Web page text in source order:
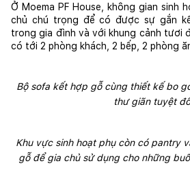
Ở Moema PF House, không gian sinh
chủ chú trọng để có được sự gắn
trong gia đình và với khung cảnh tươi
có tới 2 phòng khách, 2 bếp, 2 phòng
Bộ sofa kết hợp gỗ cùng thiết kế bo
thư giãn tuyệt
Khu vực sinh hoạt phụ còn có pantry
gỗ để gia chủ sử dụng cho những